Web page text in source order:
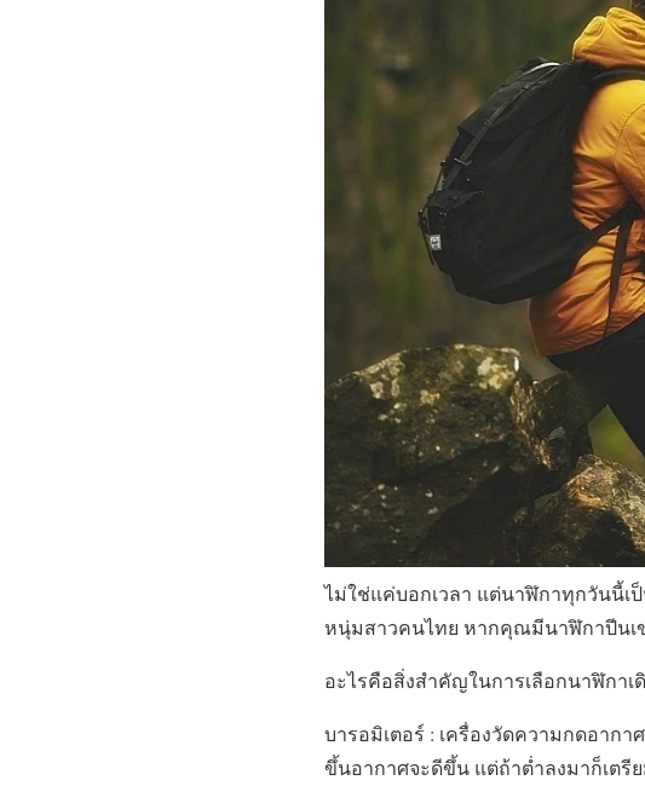
ไม่ใช่แค่บอกเวลา แต่นาฬิกาทุกวันนี้
หนุ่มสาวคนไทย หากคุณมีนาฬิกาปีนเ
อะไรคือสิ่งสำคัญในการเลือกนาฬิกา
บารอมิเตอร์ : เครื่องวัดความกดอาก
ขึ้นอากาศจะดีขึ้น แต่ถ้าต่ำลงมาก็เตรี